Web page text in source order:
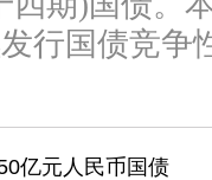
行国债竞争
亿元人民币国债